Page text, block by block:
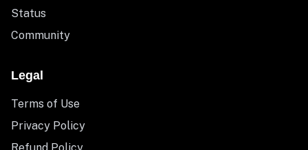
Status
Community
Legal
Terms of Use
Privacy Policy